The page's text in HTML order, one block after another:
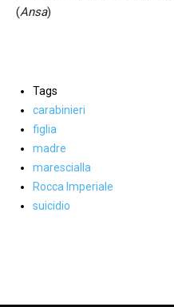
(Ansa)
Tags
carabinieri
figlia
madre
marescialla
Rocca Imperiale
suicidio